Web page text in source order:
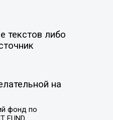
текстов либо
на
фонд по